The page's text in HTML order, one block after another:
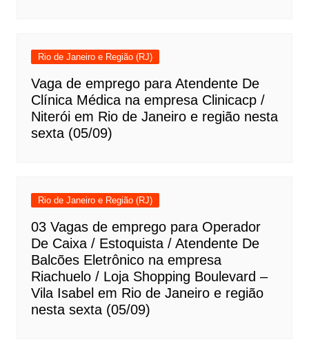
Rio de Janeiro e Região (RJ)
Vaga de emprego para Atendente De
Clínica Médica na empresa Clinicacp /
Niterói em Rio de Janeiro e região nesta
sexta (05/09)
Rio de Janeiro e Região (RJ)
03 Vagas de emprego para Operador
De Caixa / Estoquista / Atendente De
Balcões Eletrônico na empresa
Riachuelo / Loja Shopping Boulevard –
Vila Isabel em Rio de Janeiro e região
nesta sexta (05/09)